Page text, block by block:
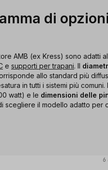
di
AMB (ex Kress) sono adatti
e supporti per trapani. Il
allo standard più
in tutti i sistemi più comuni.
watt) e le dimensioni delle
scegliere il modello adatto per
6